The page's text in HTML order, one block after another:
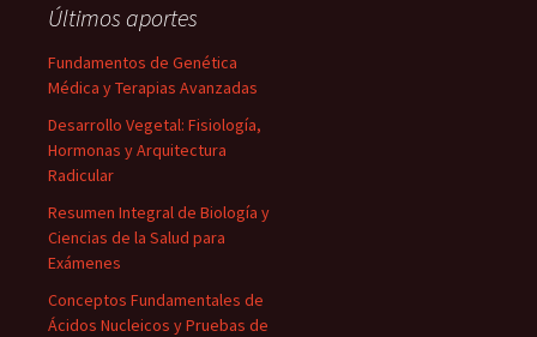
Últimos aportes
Fundamentos de Genética
Médica y Terapias Avanzadas
Desarrollo Vegetal: Fisiología,
Hormonas y Arquitectura
Radicular
Resumen Integral de Biología y
Ciencias de la Salud para
Exámenes
Conceptos Fundamentales de
Ácidos Nucleicos y Pruebas de